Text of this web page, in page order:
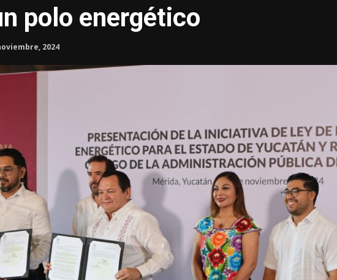
polo energético
2024